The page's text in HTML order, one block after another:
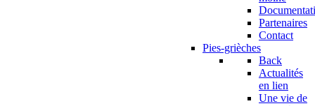
Partenaires
Contact
Pies-grièches
Back
Actualités
en lien
Une vie de